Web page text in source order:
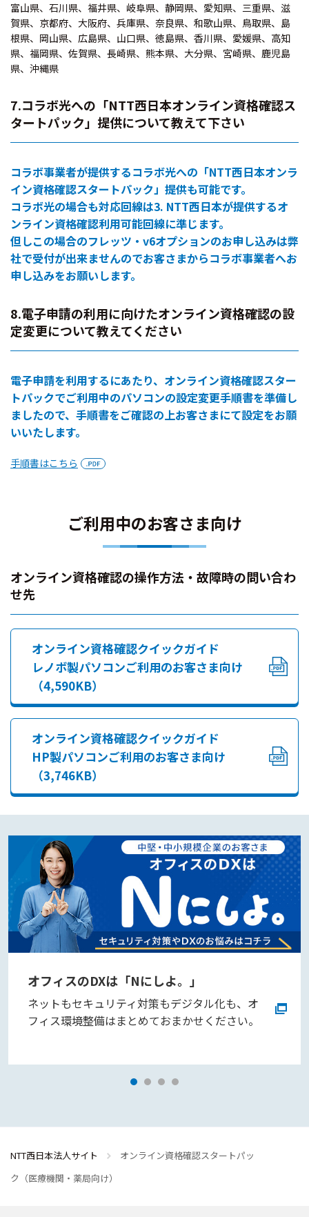
富山県、石川県、福井県、岐阜県、静岡県、愛知県、三重県、滋
賀県、京都府、大阪府、兵庫県、奈良県、和歌山県、鳥取県、島
根県、岡山県、広島県、山口県、徳島県、香川県、愛媛県、高知
県、福岡県、佐賀県、長崎県、熊本県、大分県、宮崎県、鹿児島
県、沖縄県
7.コラボ光への「NTT西日本オンライン資格確認ス
タートパック」提供について教えて下さい
コラボ事業者が提供するコラボ光への「NTT西日本オンラ
イン資格確認スタートパック」提供も可能です。
コラボ光の場合も対応回線は3. NTT西日本が提供するオ
ンライン資格確認利用可能回線に準じます。
但しこの場合のフレッツ・v6オプションのお申し込みは弊
社で受付が出来ませんのでお客さまからコラボ事業者へお
申し込みをお願いします。
8.電子申請の利用に向けたオンライン資格確認の設
定変更について教えてください
電子申請を利用するにあたり、オンライン資格確認スター
トパックでご利用中のパソコンの設定変更手順書を準備し
ましたので、手順書をご確認の上お客さまにて設定をお願
いいたします。
手順書はこちら
ご利用中のお客さま向け
オンライン資格確認の操作方法・故障時の問い合わ
せ先
オンライン資格確認クイックガイド
レノボ製パソコンご利用のお客さま向け
（4,590KB）
オンライン資格確認クイックガイド
HP製パソコンご利用のお客さま向け
（3,746KB）
オフィスのDXは「Nにしよ。」
ネットもセキュリティ対策もデジタル化も、オ
フィス環境整備はまとめておまかせください。
NTT西日本法人サイト
オンライン資格確認スタートパッ
ク（医療機関・薬局向け）